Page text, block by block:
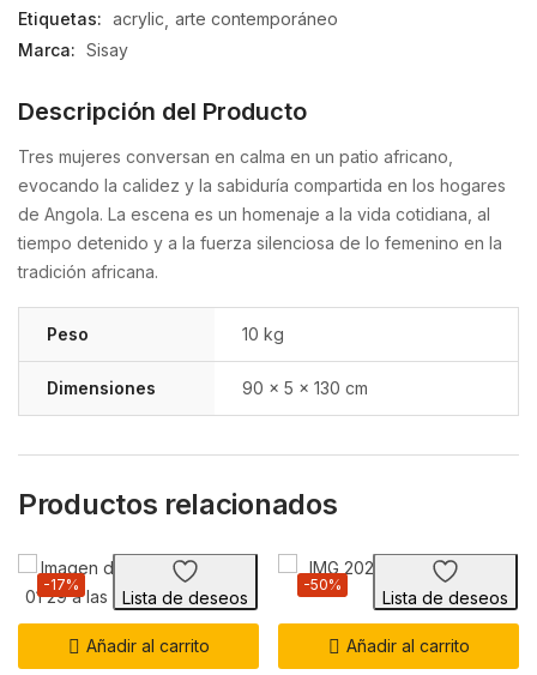
Etiquetas: acrylic arte contemporáneo
Marca: Sisay
Descripción del Producto
Tres mujeres conversan en calma en un patio africano,
evocando la calidez y la sabiduría compartida en los hogares
de Angola. La escena es un homenaje a la vida cotidiana, al
tiempo detenido y a la fuerza silenciosa de lo femenino en la
tradición africana.
Peso 10 kg
Dimensiones 90 × 5 × 130 cm
Productos relacionados
Añadir al carrito
Lista de deseos
-17%
Añadir al carrito
Lista de deseos
-50%